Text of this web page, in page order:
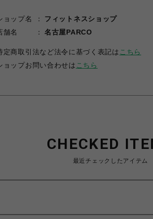
ョップ名
フィットネスショップ
舗名
名古屋PARCO
定商取引法など法令に基づく表記は こちら
ョップお問い合わせは こちら
CHECKED
最近チェックしたアイテム